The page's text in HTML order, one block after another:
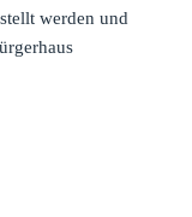
werden und